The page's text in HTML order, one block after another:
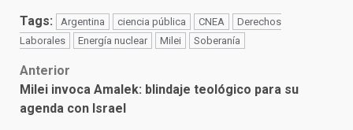
Tags: Argentina ciencia pública CNEA
Derechos
Laborales
Energía nuclear Milei Soberanía
Post
navigation
Anterior
Milei invoca Amalek: blindaje teológico para su
agenda con Israel